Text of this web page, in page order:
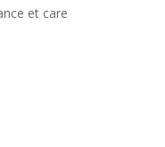
et care